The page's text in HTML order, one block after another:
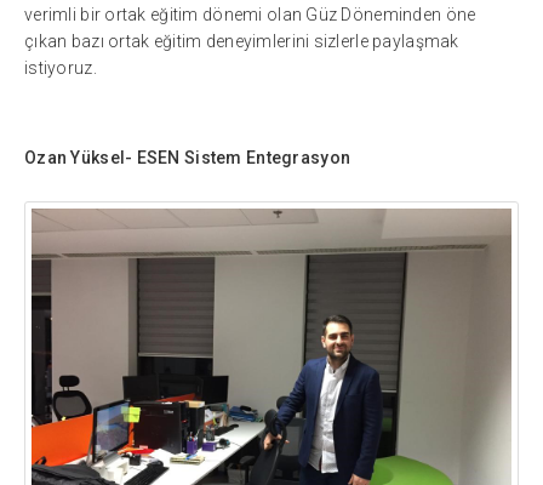
verimli bir ortak eğitim dönemi olan Güz Döneminden öne
çıkan bazı ortak eğitim deneyimlerini sizlerle paylaşmak
istiyoruz.
Ozan Yüksel- ESEN Sistem Entegrasyon